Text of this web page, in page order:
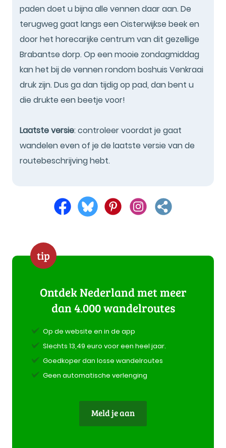
paden doet u bijna alle vennen daar aan. De
terugweg gaat langs een Oisterwijkse beek en
door het horecarijke centrum van dit gezellige
Brabantse dorp. Op een mooie zondagmiddag
kan het bij de vennen rondom boshuis Venkraai
druk zijn. Dus ga dan tijdig op pad, dan bent u
die drukte een beetje voor!
Laatste versie: controleer voordat je gaat
wandelen even of je de laatste versie van de
routebeschrijving hebt.
tip
Ontdek Nederland met meer
dan 4.000 wandelroutes
Op de website en in de app
Slechts 13,49 euro voor een heel jaar.
Goedkoper dan losse wandelroutes
Geen automatische verlenging
Meld je aan